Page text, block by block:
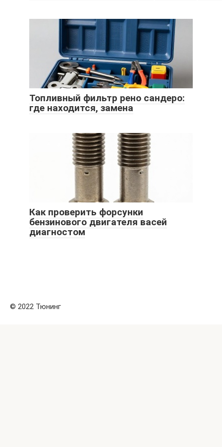
Топливный фильтр рено сандеро:
где находится, замена
Как проверить форсунки
бензинового двигателя васей
диагностом
© 2022 Тюнинг